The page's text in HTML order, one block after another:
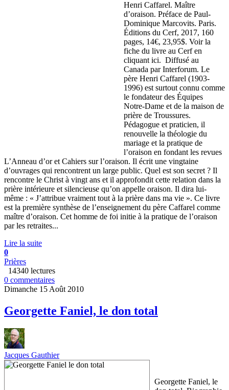
Henri Caffarel. Maître
d’oraison. Préface de Paul-
Dominique Marcovits. Paris.
Éditions du Cerf, 2017, 160
pages, 14€, 23,95$. Voir la
fiche du livre au Cerf en
cliquant ici. Diffusé au
Canada par Interforum. Le
père Henri Caffarel (1903-
1996) est surtout connu comme
le fondateur des Équipes
Notre-Dame et de la maison de
prière de Troussures.
Pédagogue et praticien, il
renouvelle la théologie du
mariage et la pratique de
l’oraison en fondant les revues
L’Anneau d’or et Cahiers sur l’oraison. Il écrit une vingtaine
d’ouvrages qui rencontrent un large public. Quel est son secret ? Il
rencontre le Christ à vingt ans et il approfondit cette relation dans la
prière intérieure et silencieuse qu’on appelle oraison. Il dira lui-
même : « J’attribue vraiment tout à la prière dans ma vie ». Ce livre
est la première synthèse de l’enseignement du père Caffarel comme
maître d’oraison. Cet homme de foi initie à la pratique de l’oraison
par les retraites...
Lire la suite
0
Prières
14340 lectures
0 commentaires
Dimanche 15 Août 2010
Georgette Faniel, le don total
Jacques Gauthier
Georgette Faniel, le